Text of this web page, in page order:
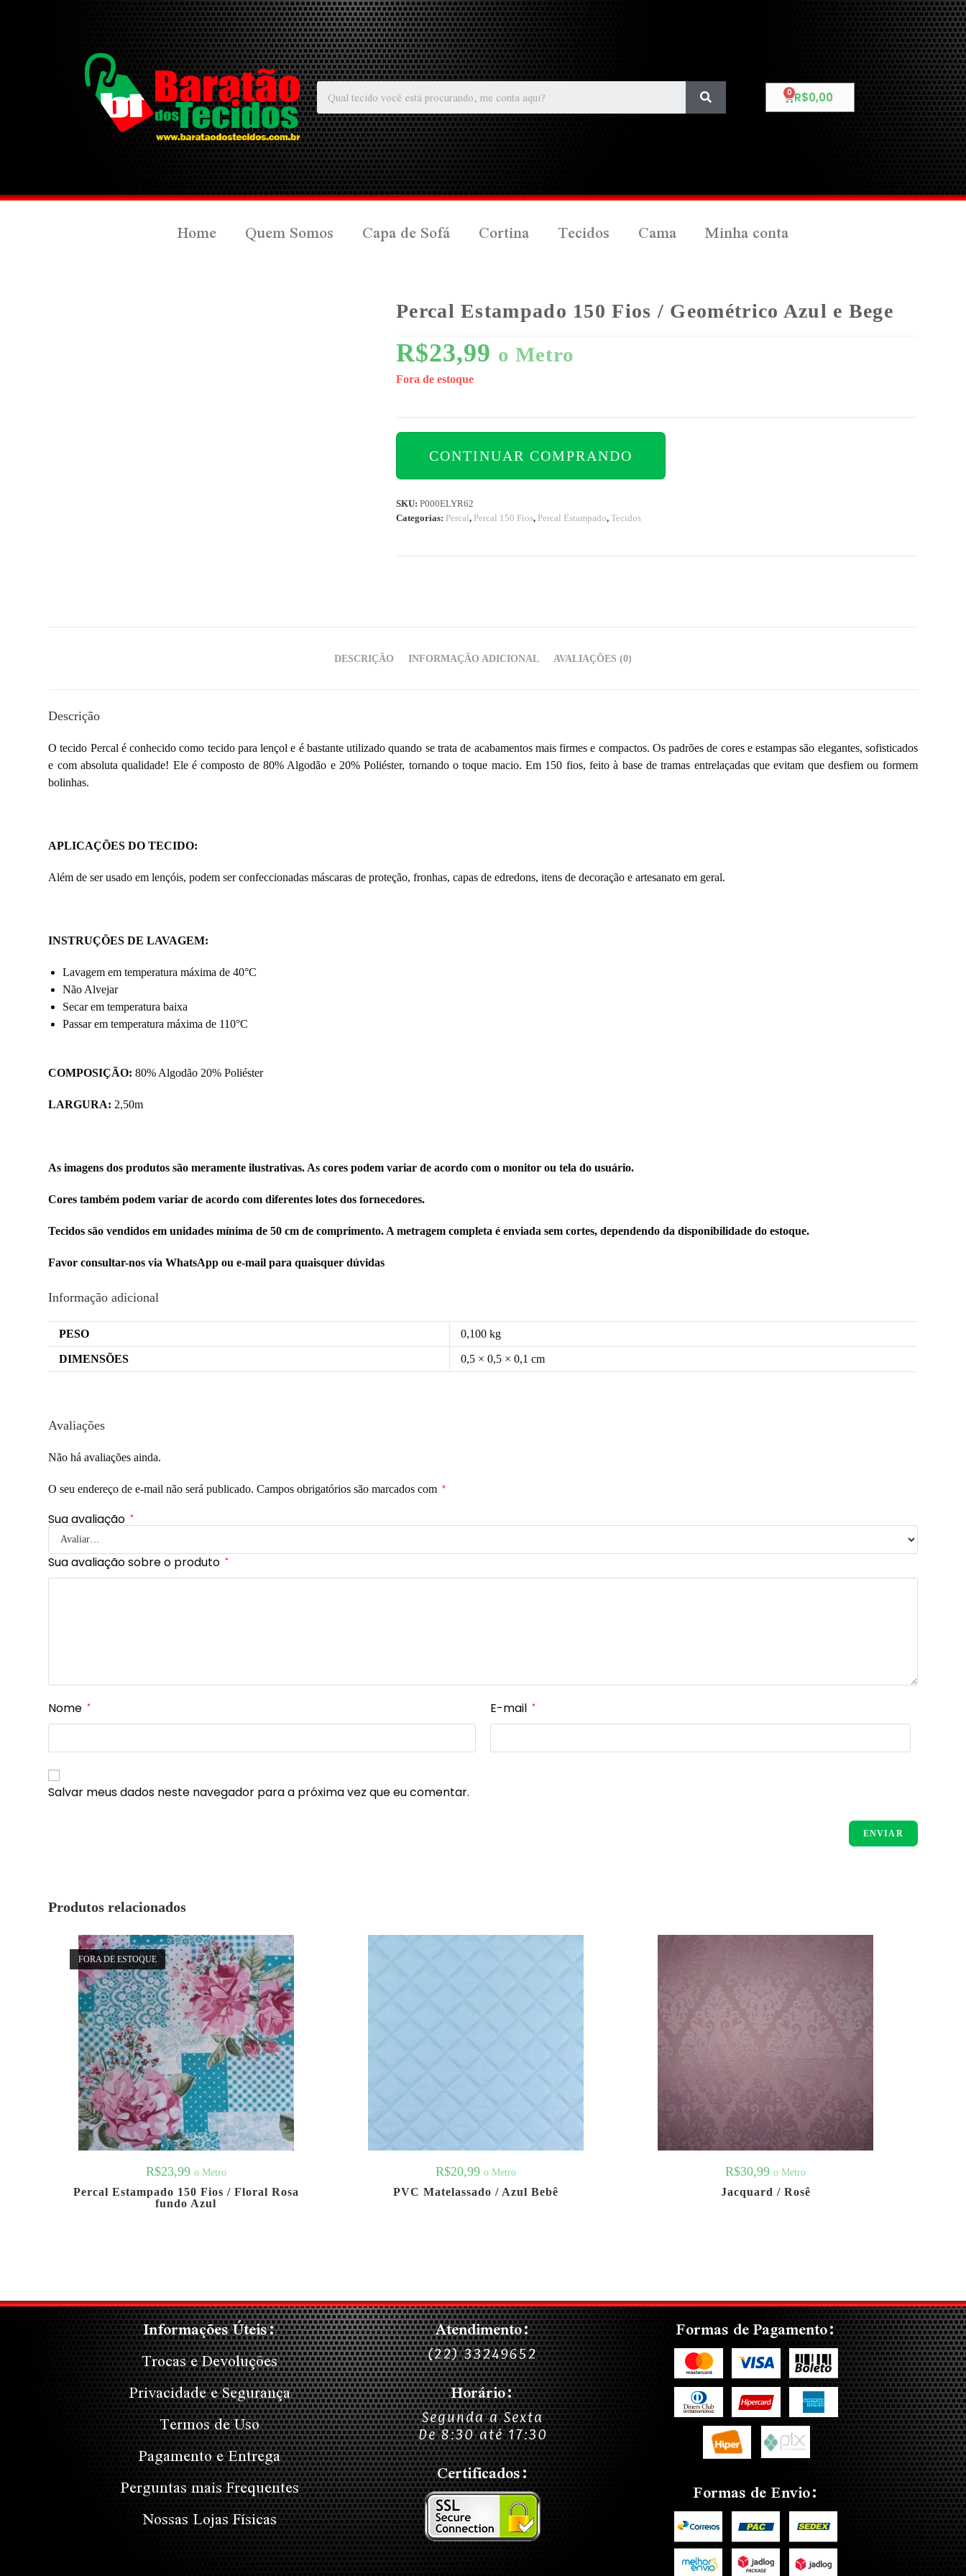
R$0,00
Home Quem Somos Capa de Sofá Cortina Tecidos Cama Minha conta
Percal Estampado 150 Fios / Geométrico Azul e Bege
R$23,99 o Metro
Fora de estoque
CONTINUAR COMPRANDO
SKU:P000ELYR62
Categorias: Percal, Percal 150 Fios, Percal Estampado,Tecidos
DESCRIÇÃO INFORMAÇÃO ADICIONAL AVALIAÇÕES (0)
Descrição
O tecido Percal é conhecido como tecido para lençol e é bastante utilizado quando se trata de acabamentos mais firmes e compactos. Os padrões de cores e estampas são elegantes, sofisticados
e com absoluta qualidade! Ele é composto de 80% Algodão e 20% Poliéster, tornando o toque macio. Em 150 fios, feito à base de tramas entrelaçadas que evitam que desfiem ou formem
bolinhas.
APLICAÇÕES DO TECIDO:
Além de ser usado em lençóis, podem ser confeccionadas máscaras de proteção, fronhas, capas de edredons, itens de decoração e artesanato em geral.
INSTRUÇÕES DE LAVAGEM:
Lavagem em temperatura máxima de 40°C
Não Alvejar
Secar em temperatura baixa
Passar em temperatura máxima de 110°C
COMPOSIÇÃO: 80% Algodão 20% Poliéster
LARGURA: 2,50m
As imagens dos produtos são meramente ilustrativas. As cores podem variar de acordo com o monitor ou tela do usuário.
Cores também podem variar de acordo com diferentes lotes dos fornecedores.
Tecidos são vendidos em unidades mínima de 50 cm de comprimento. A metragem completa é enviada sem cortes, dependendo da disponibilidade do estoque.
Favor consultar-nos via WhatsApp ou e-mail para quaisquer dúvidas
Informação adicional
PESO 0,100 kg
DIMENSÕES 0,5 × 0,5 × 0,1 cm
Avaliações
Não há avaliações ainda.
O seu endereço de e-mail não será publicado. Campos obrigatórios são marcados com *
Sua avaliação *
Sua avaliação sobre o produto *
Nome * E-mail *
Salvar meus dados neste navegador para a próxima vez que eu comentar.
Produtos relacionados
FORA DE ESTOQUE
R$23,99 o Metro
Percal Estampado 150 Fios / Floral Rosa
fundo Azul
R$20,99 o Metro
PVC Matelassado / Azul Bebê
R$30,99 o Metro
Jacquard / Rosê
Informações Úteis:
Trocas e Devoluções
Privacidade e Segurança
Termos de Uso
Pagamento e Entrega
Perguntas mais Frequentes
Nossas Lojas Físicas
Atendimento:
(22) 33249652
Horário:
Segunda a Sexta
De 8:30 até 17:30
Certificados:
Formas de Pagamento:
Formas de Envio: